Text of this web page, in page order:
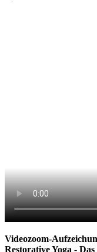
Videozoom-
Restorative Yoga -